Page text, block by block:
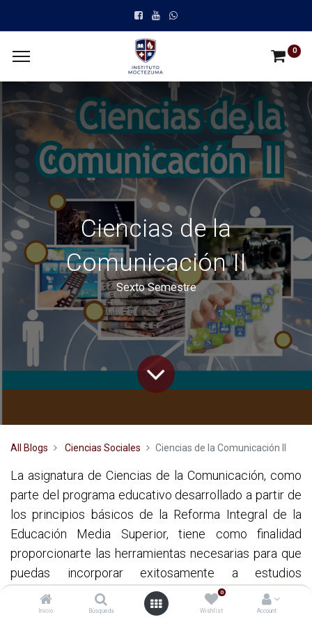
Inicio Búsqueda
0
Wishlist Account
0
Ciencias de la
Comunicación II
Sexto Semestre
All Blogs Ciencias Sociales Ciencias de la Comunicación II
La asignatura de Ciencias de la Comunicación, como
parte del programa educativo desarrollado a partir de
los principios básicos de la Reforma Integral de la
Educación Media Superior, tiene como finalidad
proporcionarte las herramientas necesarias para que
puedas incorporar exitosamente a estudios
superiores (universitarios, tecnológicos o cualquier
opción que elijas de acuerdo con tus intereses),